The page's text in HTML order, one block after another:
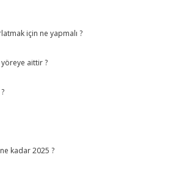
için ne yapmalı ?
aittir ?
kadar 2025 ?